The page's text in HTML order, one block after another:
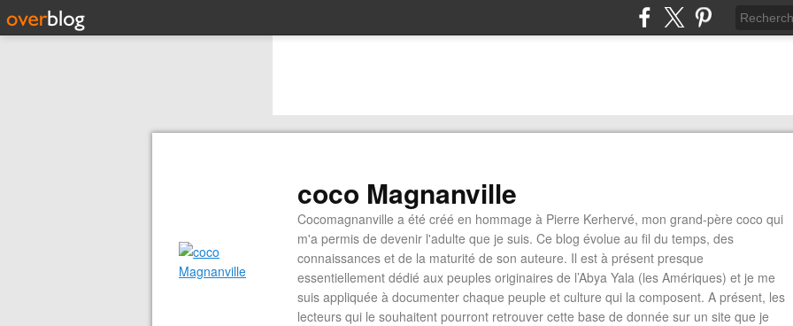
coco Magnanville
Cocomagnanville a été créé en hommage à Pierre Kerhervé, mon grand-père coco qui
m'a permis de devenir l'adulte que je suis. Ce blog évolue au fil du temps, des
connaissances et de la maturité de son auteure. Il est à présent presque
essentiellement dédié aux peuples originaires de l’Abya Yala (les Amériques) et je me
suis appliquée à documenter chaque peuple et culture qui la composent. A présent, les
lecteurs qui le souhaitent pourront retrouver cette base de donnée sur un site que je